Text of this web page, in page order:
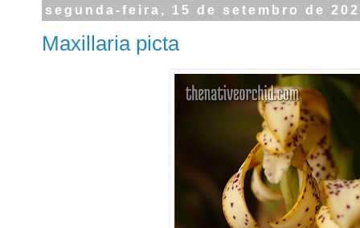
segunda-feira, 15 de setembro de
Maxillaria picta